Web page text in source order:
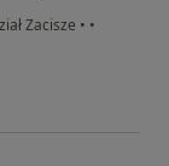
Zacisze • •